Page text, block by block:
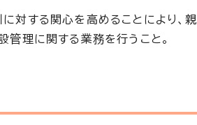
対する関心を高めることにより、
管理に関する業務を行うこと。